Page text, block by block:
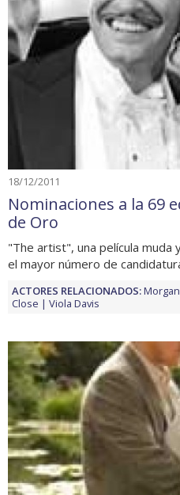
18/12/2011
Nominaciones a la 69
de Oro
"The artist", una película muda
el mayor número de
ACTORES RELACIONADOS:
Close
Viola Davis